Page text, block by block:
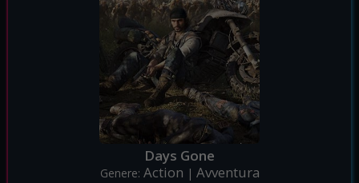
Days Gone
Genere: Action | Avventura